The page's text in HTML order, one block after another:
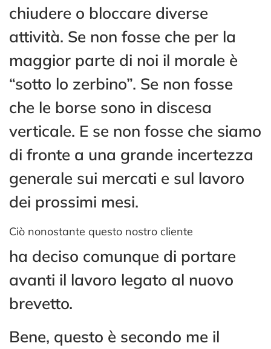
chiudere o bloccare diverse
attività. Se non fosse che per la
maggior parte di noi il morale è
“sotto lo zerbino”. Se non fosse
che le borse sono in discesa
verticale. E se non fosse che siamo
di fronte a una grande incertezza
generale sui mercati e sul lavoro
dei prossimi mesi.
Ciò nonostante questo nostro cliente
ha deciso comunque di portare
avanti il lavoro legato al nuovo
brevetto.
Bene, questo è secondo me il